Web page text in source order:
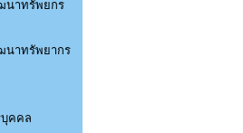
นาทรัพยกร
นาทรัพยากร
คคล